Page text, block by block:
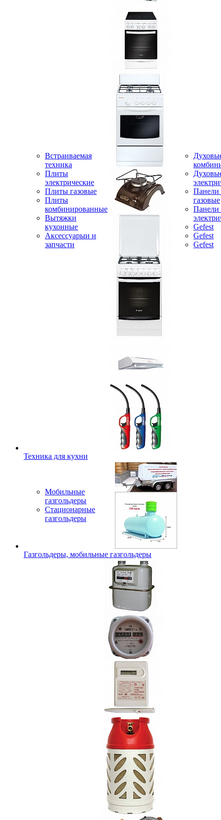
Встраиваемая
техника
Плиты
электрические
Плиты газовые
Плиты
комбинированные
Вытяжки
кухонные
Аксессуарыи и
запчасти
Панели
газовые
Панели
Gefest
Gefest
Gefest
Техника для кухни
Мобильные
газгольдеры
Стационарные
газгольдеры
Газгольдеры, мобильные газгольдеры